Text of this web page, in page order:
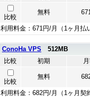
比較
無料
利用料金：671円/月（1ヶ月払
ConoHa VPS
512MB
比較
初期
比較
無料
利用料金：682円/月（1ヶ月契